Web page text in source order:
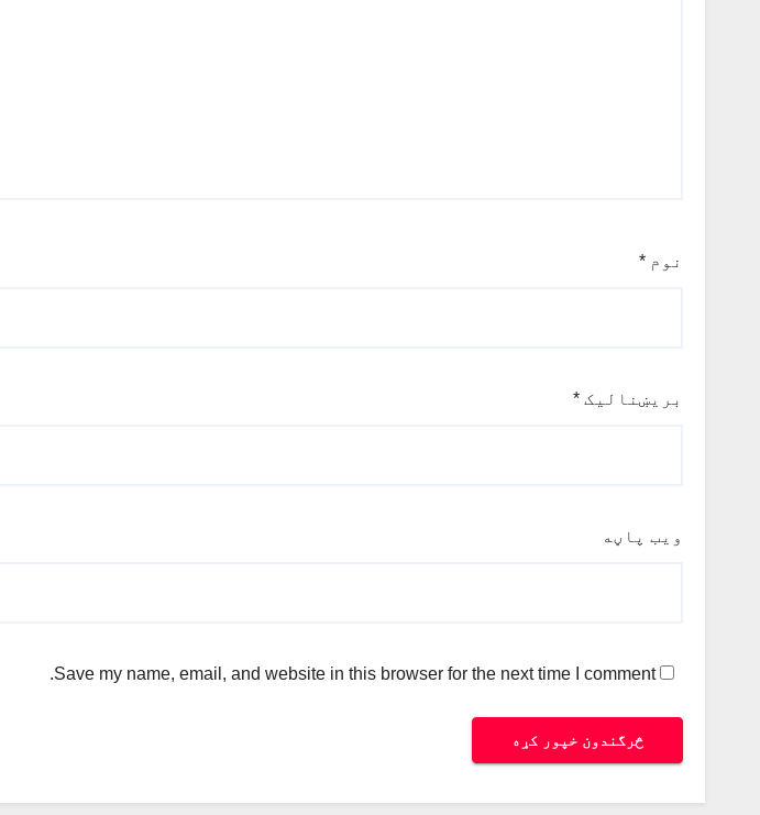
نوم *
بریښنالیک *
ویب پاڼه
Save my name, email, and website in this browser for the next time I comment.